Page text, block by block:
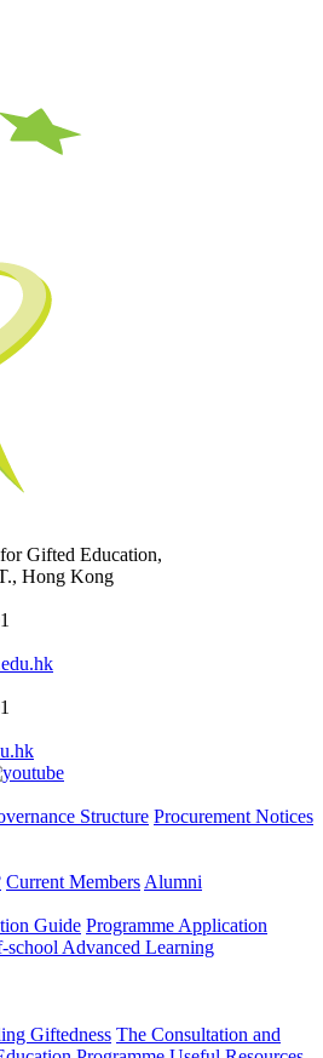
Gifted Education,
Hong Kong
Structure Procurement Notices
Current Members Alumni
Guide Programme Application
Advanced Learning
Giftedness The Consultation and